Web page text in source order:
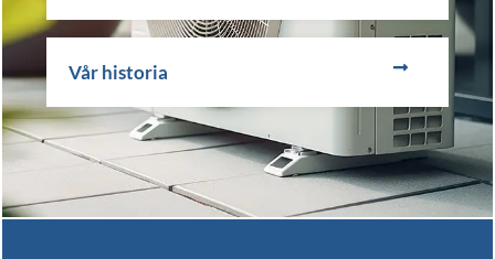
Vår historia